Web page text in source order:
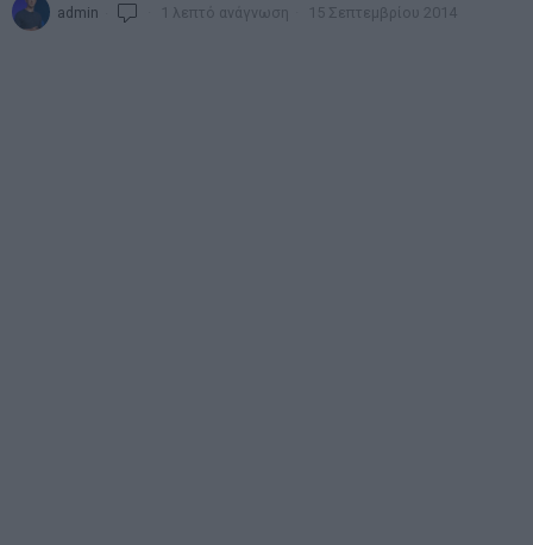
admin 1 λεπτό ανάγνωση 15 Σεπτεμβρίου 2014